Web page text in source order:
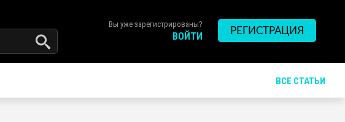
Вы уже зарегистрированы?
ВОЙТИ РЕГИСТРАЦИЯ
ВСЕ СТАТЬИ